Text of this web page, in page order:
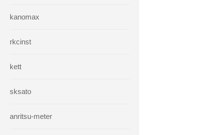
kanomax
rkcinst
kett
sksato
anritsu-meter